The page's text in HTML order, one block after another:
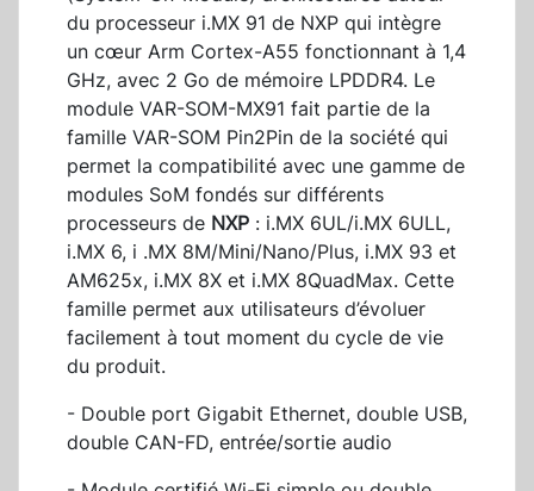
du processeur i.MX 91 de NXP qui intègre
un cœur Arm Cortex-A55 fonctionnant à 1,4
GHz, avec 2 Go de mémoire LPDDR4. Le
module VAR-SOM-MX91 fait partie de la
famille VAR-SOM Pin2Pin de la société qui
permet la compatibilité avec une gamme de
modules SoM fondés sur différents
processeurs de NXP : i.MX 6UL/i.MX 6ULL,
i.MX 6, i .MX 8M/Mini/Nano/Plus, i.MX 93 et
AM625x, i.MX 8X et i.MX 8QuadMax. Cette
famille permet aux utilisateurs d’évoluer
facilement à tout moment du cycle de vie
du produit.
- Double port Gigabit Ethernet, double USB,
double CAN-FD, entrée/sortie audio